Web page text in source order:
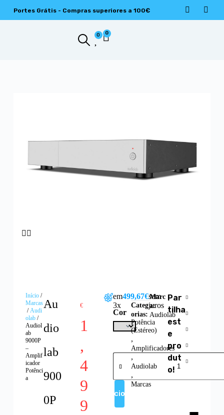
Portes Grátis - Compras superiores a 100€
0 0
Início/
Marcas
/Audi
olab/
Audiol
ab
9000P
–
Amplif
icador
Potênci
a
Au
dio
lab
900
0P
€
1
,
4
9
9
em
3x
499,67€sem
juros
Cor
Adicionar
Categ
orias:
Potência
(Estéreo)
,
Amplificadores
,
Audiolab
,
Marcas
Marc
a:
Audiolab
Par
tilha
est
e
pro
dut
o!